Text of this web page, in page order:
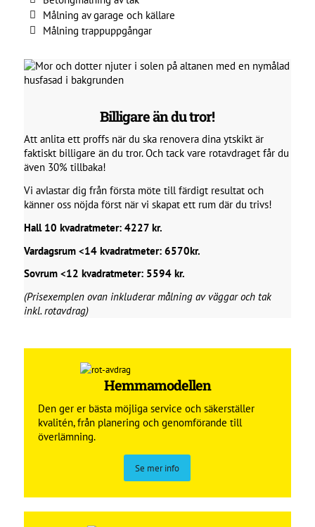
Målning av garage och källare
Målning trappuppgångar
Billigare än du tror!
Att anlita ett proffs när du ska renovera dina ytskikt är
faktiskt billigare än du tror. Och tack vare rotavdraget får du
även 30% tillbaka!
Vi avlastar dig från första möte till färdigt resultat och
känner oss nöjda först när vi skapat ett rum där du trivs!
Hall 10 kvadratmeter: 4227 kr.
Vardagsrum <14 kvadratmeter: 6570kr.
Sovrum <12 kvadratmeter: 5594 kr.
(Prisexemplen ovan inkluderar målning av väggar och tak
inkl. rotavdrag)
Hemma­modellen
Den ger er bästa möjliga service och säkerställer
kvalitén, från planering och genomförande till
överlämning.
Se mer info